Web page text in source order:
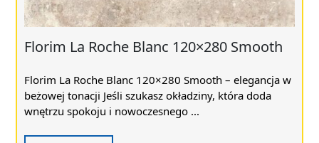
Florim La Roche Blanc 120×280 Smooth
Florim La Roche Blanc 120×280 Smooth – elegancja w
beżowej tonacji Jeśli szukasz okładziny, która doda
wnętrzu spokoju i nowoczesnego ...